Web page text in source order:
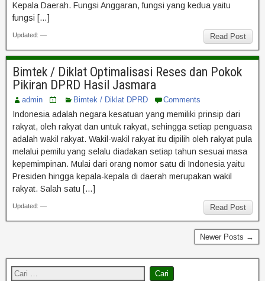
Kepala Daerah. Fungsi Anggaran, fungsi yang kedua yaitu
fungsi […]
Read Post
Updated: —
Bimtek / Diklat Optimalisasi Reses dan Pokok
Pikiran DPRD Hasil Jasmara
admin Bimtek / Diklat DPRD Comments
Indonesia adalah negara kesatuan yang memiliki prinsip dari
rakyat, oleh rakyat dan untuk rakyat, sehingga setiap penguasa
adalah wakil rakyat. Wakil-wakil rakyat itu dipilih oleh rakyat pula
melalui pemilu yang selalu diadakan setiap tahun sesuai masa
kepemimpinan. Mulai dari orang nomor satu di Indonesia yaitu
Presiden hingga kepala-kepala di daerah merupakan wakil
rakyat. Salah satu […]
Read Post
Updated: —
Newer Posts →